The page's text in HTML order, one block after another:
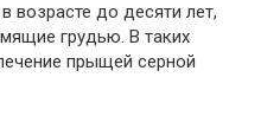
возрасте до десяти лет,
грудью. В таких
прыщей серной